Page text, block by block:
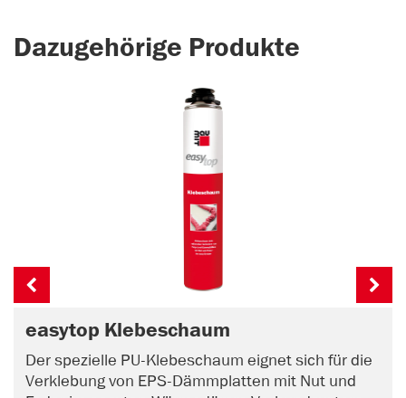
Dazugehörige Produkte
easytop Klebeschaum
Der spezielle PU-Klebeschaum eignet sich für die
Verklebung von EPS-Dämmplatten mit Nut und